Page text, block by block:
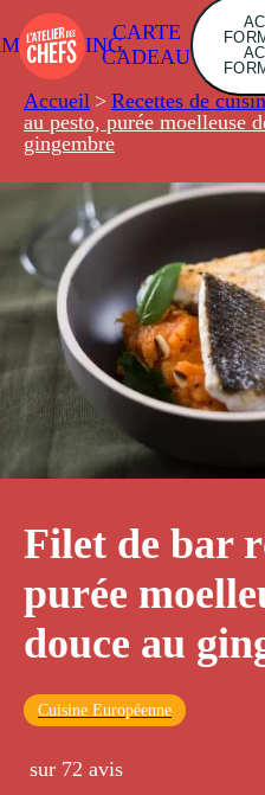
CARTE
CADEAU
Accueil > Recettes de
au pesto, purée moelleuse
gingembre
Filet de bar
purée
douce au
Cuisine Européenne
sur 72 avis